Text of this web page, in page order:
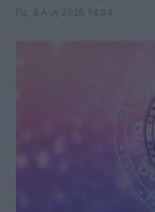
Πε, 6 Αυγ 2026 14:04